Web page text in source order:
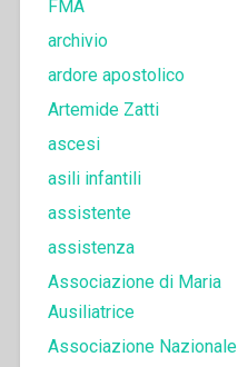
FMA
archivio
ardore apostolico
Artemide Zatti
ascesi
asili infantili
assistente
assistenza
Associazione di Maria
Ausiliatrice
Associazione Nazionale